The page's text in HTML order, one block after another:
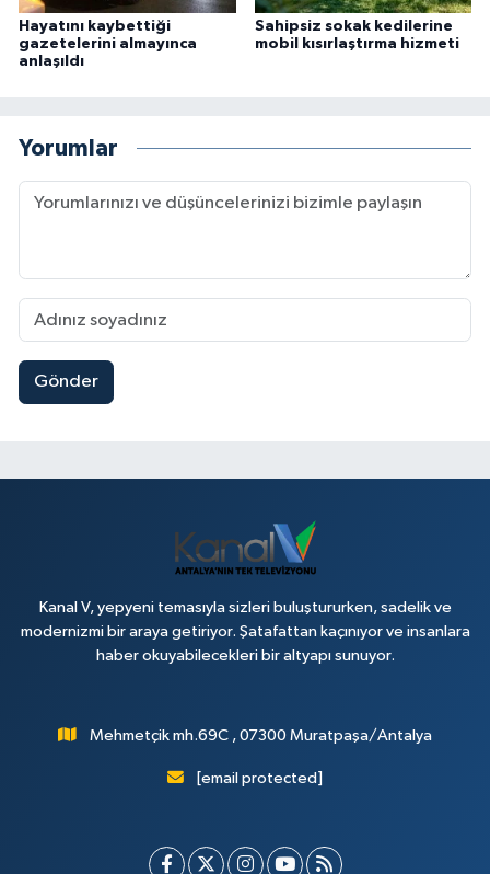
Hayatını kaybettiği
gazetelerini almayınca
anlaşıldı
Sahipsiz sokak kedilerine
mobil kısırlaştırma hizmeti
Yorumlar
Gönder
Kanal V, yepyeni temasıyla sizleri buluştururken, sadelik ve
modernizmi bir araya getiriyor. Şatafattan kaçınıyor ve insanlara
haber okuyabilecekleri bir altyapı sunuyor.
Mehmetçik mh.69C , 07300 Muratpaşa/Antalya
[email protected]